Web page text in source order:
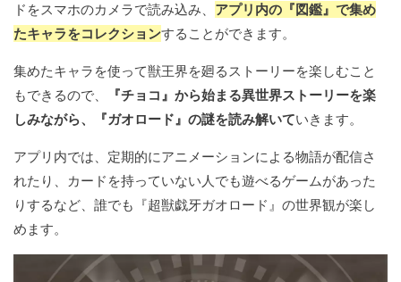
ドをスマホのカメラで読み込み、 アプリ内の『図鑑』で集め
たキャラをコレクションすることができます。
集めたキャラを使って獣王界を廻るストーリーを楽しむこと
もできるので、
『チョコ』から始まる異世界ストーリーを楽
しみながら、『ガオロード』の謎を読み解いていきます。
アプリ内では、定期的にアニメーションによる物語が配信さ
れたり、カードを持っていない人でも遊べるゲームがあった
りするなど、誰でも『超獣戯牙ガオロード』の世界観が楽し
めます。